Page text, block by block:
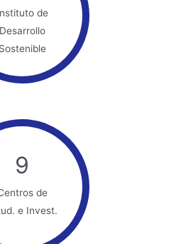
de
Desarrollo
Sostenible
9
de
e Invest.